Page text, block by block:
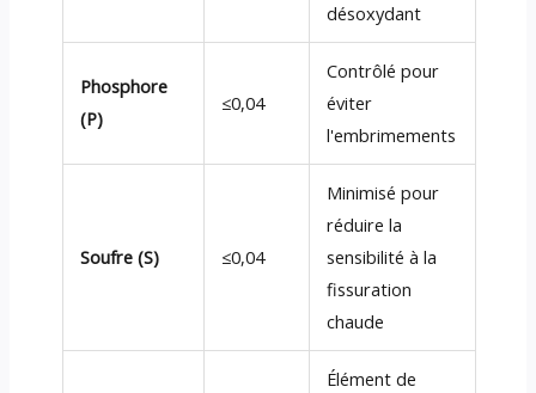
désoxydant
Phosphore
(P)
≤0,04
Contrôlé pour
éviter
l'embrimements
Soufre (S) ≤0,04
Minimisé pour
réduire la
sensibilité à la
fissuration
chaude
Élément de